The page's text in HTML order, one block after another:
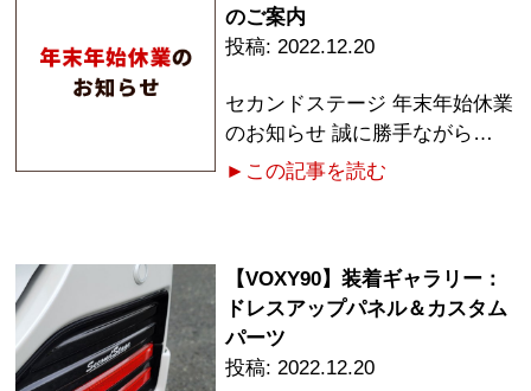
のご案内
2022.12.20
セカンドステージ 年末年始休業
のお知らせ 誠に勝手ながら…
►この記事を読む
【VOXY90】装着ギャラリー：
ドレスアップパネル＆カスタム
パーツ
2022.12.20